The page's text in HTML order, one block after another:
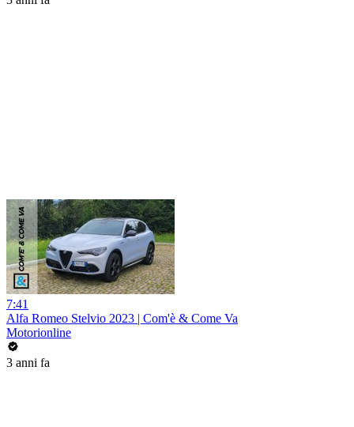
7:41
Alfa Romeo Stelvio 2023 | Com'è & Come Va
Motorionline
3 anni fa